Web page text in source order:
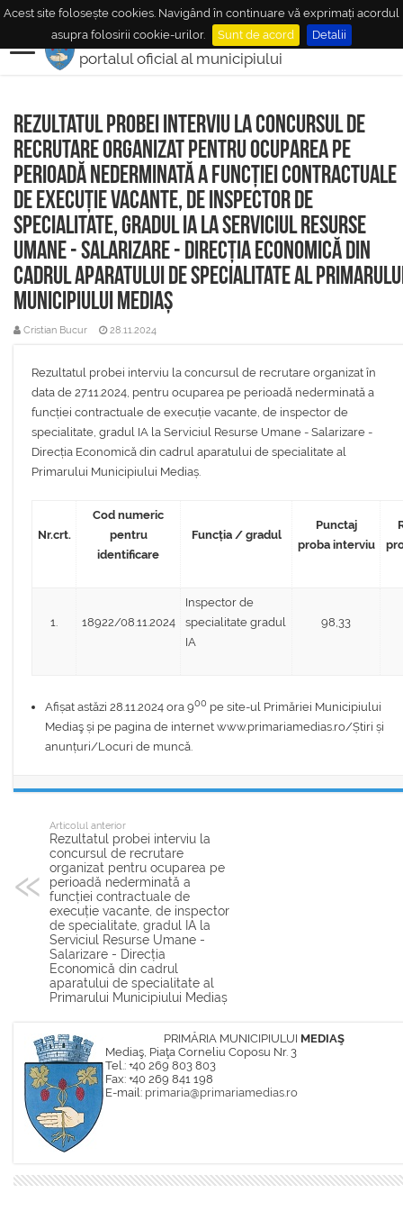
Acest site folosește cookies. Navigând în continuare vă exprimați acordul
asupra folosirii cookie-urilor.
Sunt de acord Detalii
MUNICIPIULMEDIAŞ
portalul oficial al municipiului
Rezultatul probei interviu la concursul de
recrutare organizat pentru ocuparea pe
perioadă nederminată a funcției contractuale
de execuție vacante, de inspector de
specialitate, gradul IA la Serviciul Resurse
Umane - Salarizare - Direcția Economică din
cadrul aparatului de specialitate al
Municipiului Mediaș
Cristian Bucur 28.11.2024
Rezultatul probei interviu la concursul de recrutare organizat în
data de 27.11.2024, pentru ocuparea pe perioadă nederminată a
funcției contractuale de execuție vacante, de inspector de
specialitate, gradul IA la Serviciul Resurse Umane - Salarizare -
Direcția Economică din cadrul aparatului de specialitate al
Primarului Municipiului Mediaș.
Nr.crt.
Cod numeric
pentru
identificare
Funcția / gradul
Punctaj
proba interviu
1. 18922/08.11.2024
Inspector de
specialitate gradul
IA
98,33
Afișat astăzi 28.11.2024 ora 900 pe site-ul Primăriei Municipiului
Mediaş și pe pagina de internet www.primariamedias.ro/Știri și
anunțuri/Locuri de muncă.
Articolul anterior
Rezultatul probei interviu la
concursul de recrutare
organizat pentru ocuparea pe
perioadă nederminată a
funcției contractuale de
execuție vacante, de inspector
de specialitate, gradul IA la
Serviciul Resurse Umane -
Salarizare - Direcția
Economică din cadrul
aparatului de specialitate al
Primarului Municipiului Mediaș
PRIMĂRIA MUNICIPIULUI MEDIAŞ
Mediaş, Piaţa Corneliu Coposu Nr. 3
Tel.: +40 269 803 803
Fax: +40 269 841 198
E-mail: primaria@primariamedias.ro